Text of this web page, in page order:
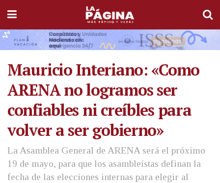
Mauricio Interiano: «Como
ARENA no logramos ser
confiables ni creíbles para
volver a ser gobierno»
La Asamblea General de ARENA será el próximo
19 de mayo, para que los asambleístas definan la
fecha de las elecciones internas para elegir al